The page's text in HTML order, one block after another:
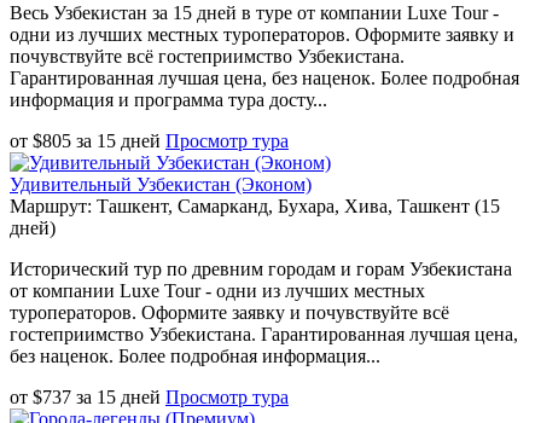
Весь Узбекистан за 15 дней в туре от компании Luxe Tour -
одни из лучших местных туроператоров. Оформите заявку и
почувствуйте всё гостеприимство Узбекистана.
Гарантированная лучшая цена, без наценок. Более подробная
информация и программа тура досту...
от $805 за 15 дней Просмотр тура
Удивительный Узбекистан (Эконом)
Маршрут: Ташкент, Самарканд, Бухара, Хива, Ташкент (15
дней)
Исторический тур по древним городам и горам Узбекистана
от компании Luxe Tour - одни из лучших местных
туроператоров. Оформите заявку и почувствуйте всё
гостеприимство Узбекистана. Гарантированная лучшая цена,
без наценок. Более подробная информация...
от $737 за 15 дней Просмотр тура